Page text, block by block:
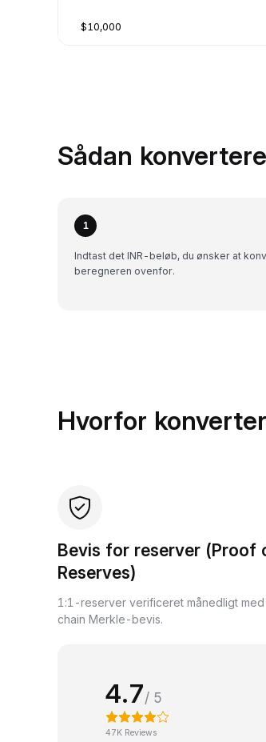
$10,000
Sådan
1
Indtast det INR-beløb, du ønsker at
beregneren ovenfor.
Hvorfor
Bevis for reserver (Proof
Reserves)
1:1-reserver verificeret månedligt
chain Merkle-bevis.
4.7/ 5
47K Reviews